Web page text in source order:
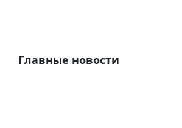
Главные новости